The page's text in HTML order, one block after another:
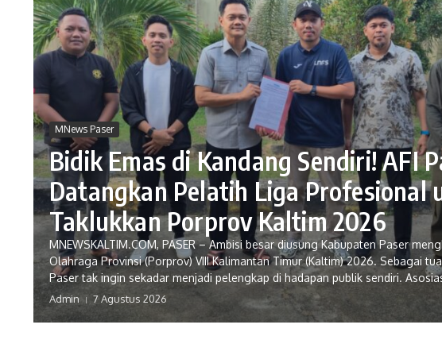
MNews Paser
Bidik Emas di Kandang Sendiri! AFI
Datangkan Pelatih Liga Profesional
Taklukkan Porprov Kaltim 2026
MNEWSKALTIM.COM, PASER – Ambisi besar diusung Kabupaten Paser
Olahraga Provinsi (Porprov) VIII Kalimantan Timur (Kaltim) 2026. Sebagai
Paser tak ingin sekadar menjadi pelengkap di hadapan publik sendiri.
Admin 7 Agustus 2026